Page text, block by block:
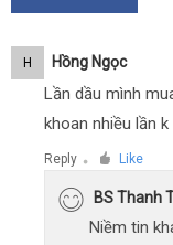
H Hồng Ngọc
Lần dầu mình
khoan nhiều lần
Reply ● Like
BS Thanh
Niềm tin